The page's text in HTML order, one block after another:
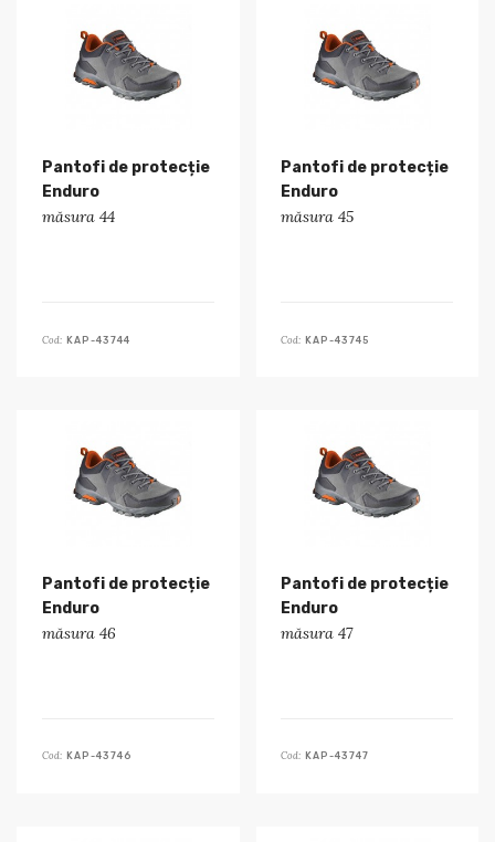
Pantofi de protecție
Enduro
măsura 44
Cod: KAP-43744
Pantofi de protecție
Enduro
măsura 45
Cod: KAP-43745
Pantofi de protecție
Enduro
măsura 46
Cod: KAP-43746
Pantofi de protecție
Enduro
măsura 47
Cod: KAP-43747